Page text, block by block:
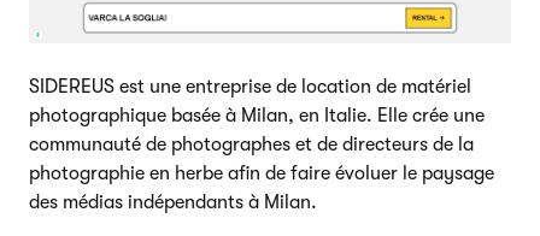
SIDEREUS est une entreprise de location de matériel
photographique basée à Milan, en Italie. Elle crée une
communauté de photographes et de directeurs de la
photographie en herbe afin de faire évoluer le paysage
des médias indépendants à Milan.